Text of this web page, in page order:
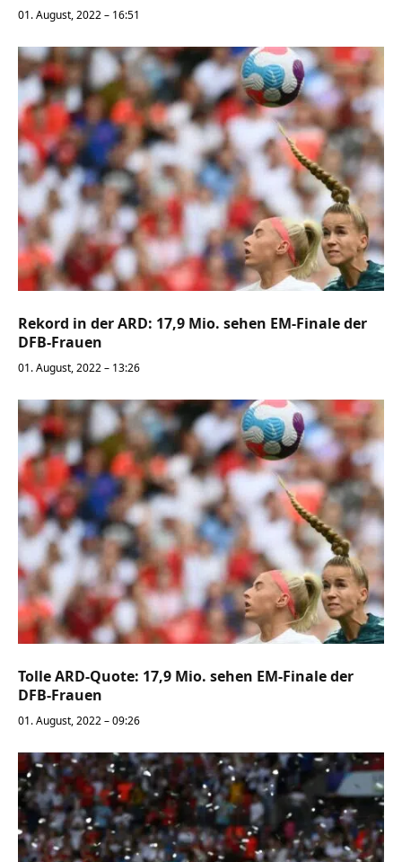
01. August, 2022 – 16:51
Rekord in der ARD: 17,9 Mio. sehen EM-Finale der
DFB-Frauen
01. August, 2022 – 13:26
Tolle ARD-Quote: 17,9 Mio. sehen EM-Finale der
DFB-Frauen
01. August, 2022 – 09:26